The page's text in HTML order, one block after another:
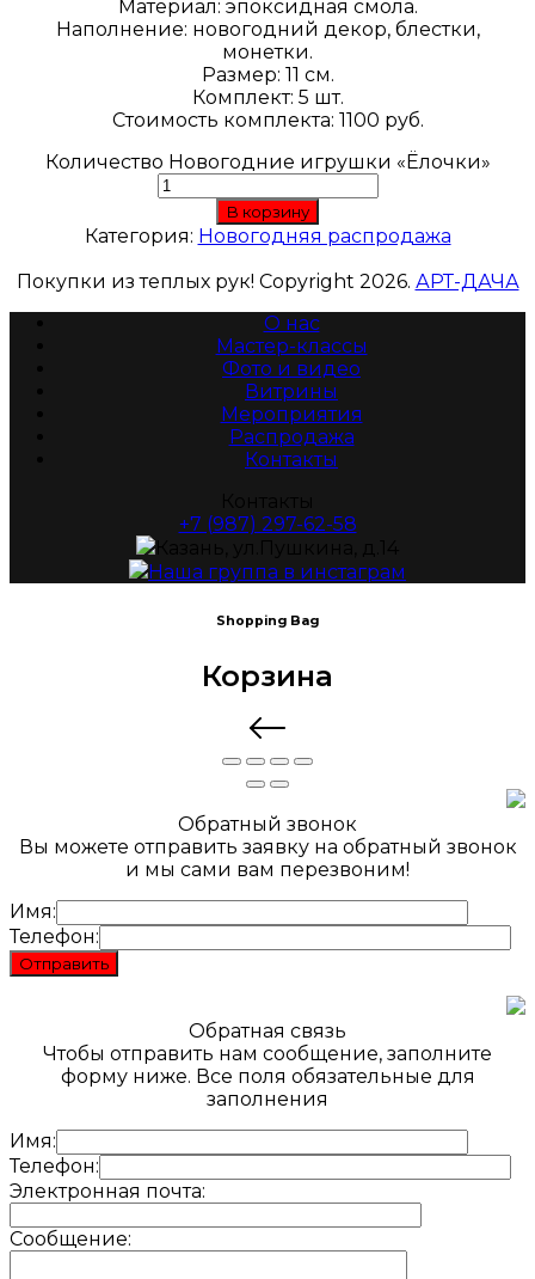
Материал: эпоксидная смола.
Наполнение: новогодний декор, блестки,
монетки.
Размер: 11 см.
Комплект: 5 шт.
Стоимость комплекта: 1100 руб.
Количество Новогодние игрушки «Ёлочки»
В корзину
Категория: Новогодняя распродажа
Покупки из теплых рук! Copyright 2026. АРТ-ДАЧА
О нас
Мастер-классы
Фото и видео
Витрины
Мероприятия
Распродажа
Контакты
+7 (987) 297-62-58
Наша группа в инстаграм
Shopping Bag
Корзина
Обратный звонок
Вы можете отправить заявку на обратный звонок
и мы сами вам перезвоним!
Имя:
Телефон:
Обратная связь
Чтобы отправить нам сообщение, заполните
форму ниже. Все поля обязательные для
заполнения
Имя:
Телефон:
Электронная почта:
Сообщение: